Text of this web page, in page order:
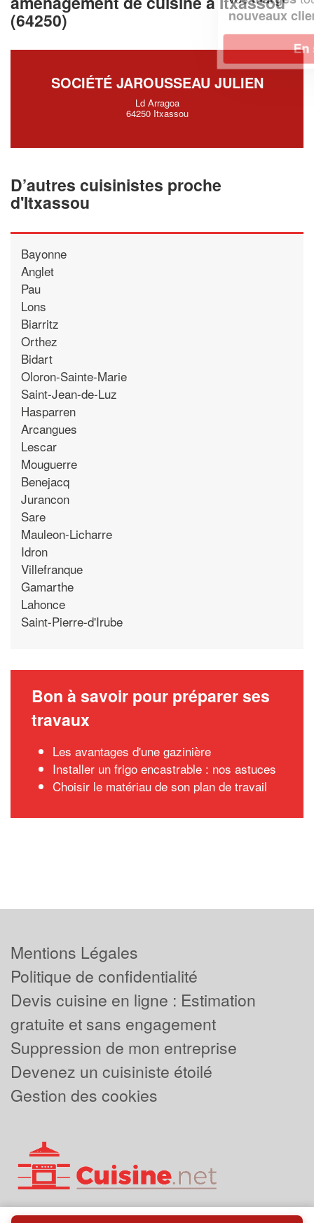
(64250)
SOCIÉTÉ JAROUSSEAU JULIEN
Ld Arragoa
64250 Itxassou
D’autres cuisinistes proche
d'Itxassou
Bayonne
Anglet
Pau
Lons
Biarritz
Orthez
Bidart
Oloron-Sainte-Marie
Saint-Jean-de-Luz
Hasparren
Arcangues
Lescar
Mouguerre
Benejacq
Jurancon
Sare
Mauleon-Licharre
Idron
Villefranque
Gamarthe
Lahonce
Saint-Pierre-d'Irube
Bon à savoir pour préparer ses
travaux
Les avantages d'une gazinière
Installer un frigo encastrable : nos astuces
Choisir le matériau de son plan de travail
nouveaux clients!
En savoir plus
Mentions Légales
Politique de confidentialité
Devis cuisine en ligne : Estimation
gratuite et sans engagement
Suppression de mon entreprise
Devenez un cuisiniste étoilé
Gestion des cookies